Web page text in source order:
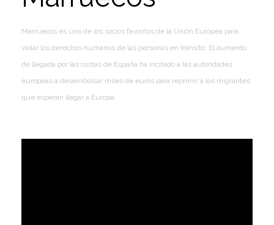
Marruecos es uno de los socios favoritos de la Unión Europea para
violar los derechos humanos de las personas en tránsito. El aumento
de llegada por las costas de España ha incitado a las autoridades
europeas a desembolsar miles de euros para reprimir a los migrantes
que esperan llegar a Europa.